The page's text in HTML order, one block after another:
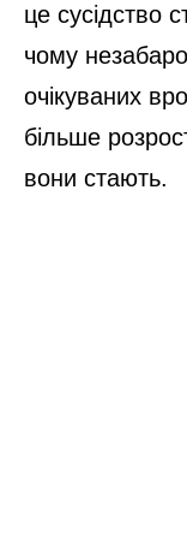
це сусідство
чому
очікуваних
більше
вони стають.